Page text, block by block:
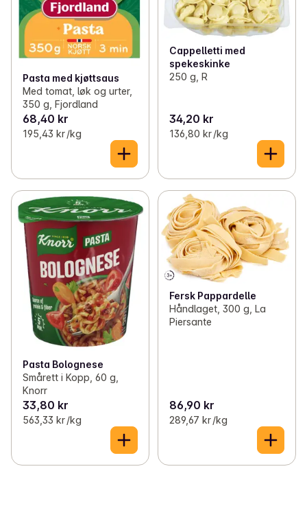
Pasta med kjøttsaus
Med tomat, løk og urter,
350 g, Fjordland
68,40 kr
195,43 kr /kg
Cappelletti med
spekeskinke
250 g, R
34,20 kr
136,80 kr /kg
Pasta Bolognese
Smårett i Kopp, 60 g,
Knorr
33,80 kr
563,33 kr /kg
Fersk Pappardelle
Håndlaget, 300 g, La
Piersante
86,90 kr
289,67 kr /kg